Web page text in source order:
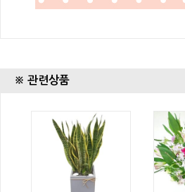
※ 관련상품